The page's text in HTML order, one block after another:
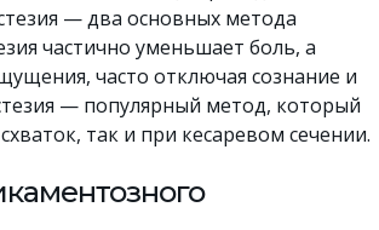
— два основных метода
частично уменьшает боль, а
часто отключая сознание и
— популярный метод, который
так и при кесаревом сечении.